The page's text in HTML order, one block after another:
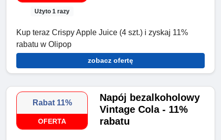
Użyto 1 razy
Kup teraz Crispy Apple Juice (4 szt.) i zyskaj 11%
rabatu w Olipop
zobacz ofertę
Rabat 11%
OFERTA
Napój bezalkoholowy
Vintage Cola - 11%
rabatu